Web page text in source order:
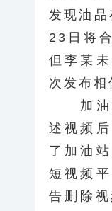
发现油品
23日将
但李某
次发布相
加油站
述视频
了加油
短视频
告删除